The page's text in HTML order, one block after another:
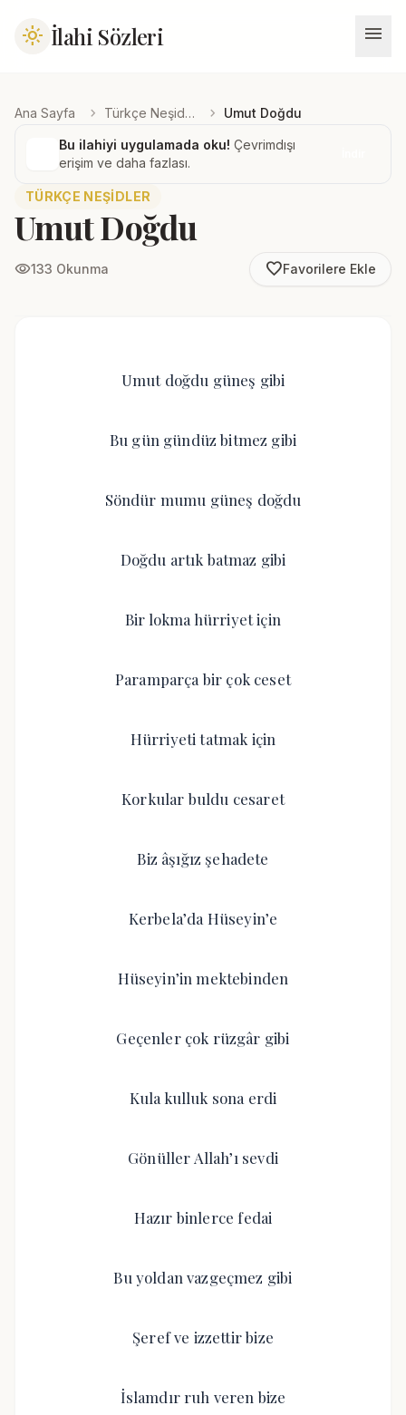
light_mode İlahi Sözleri menu
Ana Sayfa chevron_right Türkçe Neşidler chevron_right Umut Doğdu
Bu ilahiyi uygulamada oku! Çevrimdışı
erişim ve daha fazlası.
TÜRKÇE NEŞIDLER
Umut Doğdu
visibility133 Okunma favorite_borderFavorilere Ekle
Umut doğdu güneş gibi
Bu gün gündüz bitmez gibi
Söndür mumu güneş doğdu
Doğdu artık batmaz gibi
Bir lokma hürriyet için
Paramparça bir çok ceset
Hürriyeti tatmak için
Korkular buldu cesaret
Biz âşığız şehadete
Kerbela’da Hüseyin’e
Hüseyin’in mektebinden
Geçenler çok rüzgâr gibi
Kula kulluk sona erdi
Gönüller Allah’ı sevdi
Hazır binlerce fedai
Bu yoldan vazgeçmez gibi
Şeref ve izzettir bize
İslamdır ruh veren bize